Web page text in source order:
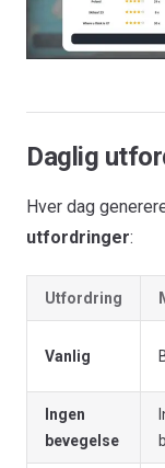
Daglig
Hver dag
utfordringer:
Utfordring
Vanlig
Ingen
bevegelse